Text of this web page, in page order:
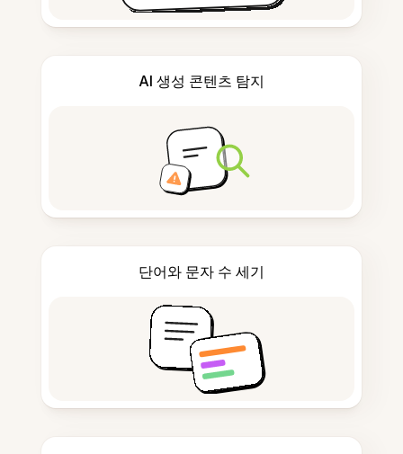
AI 생성 콘텐츠 탐지
단어와 문자 수 세기